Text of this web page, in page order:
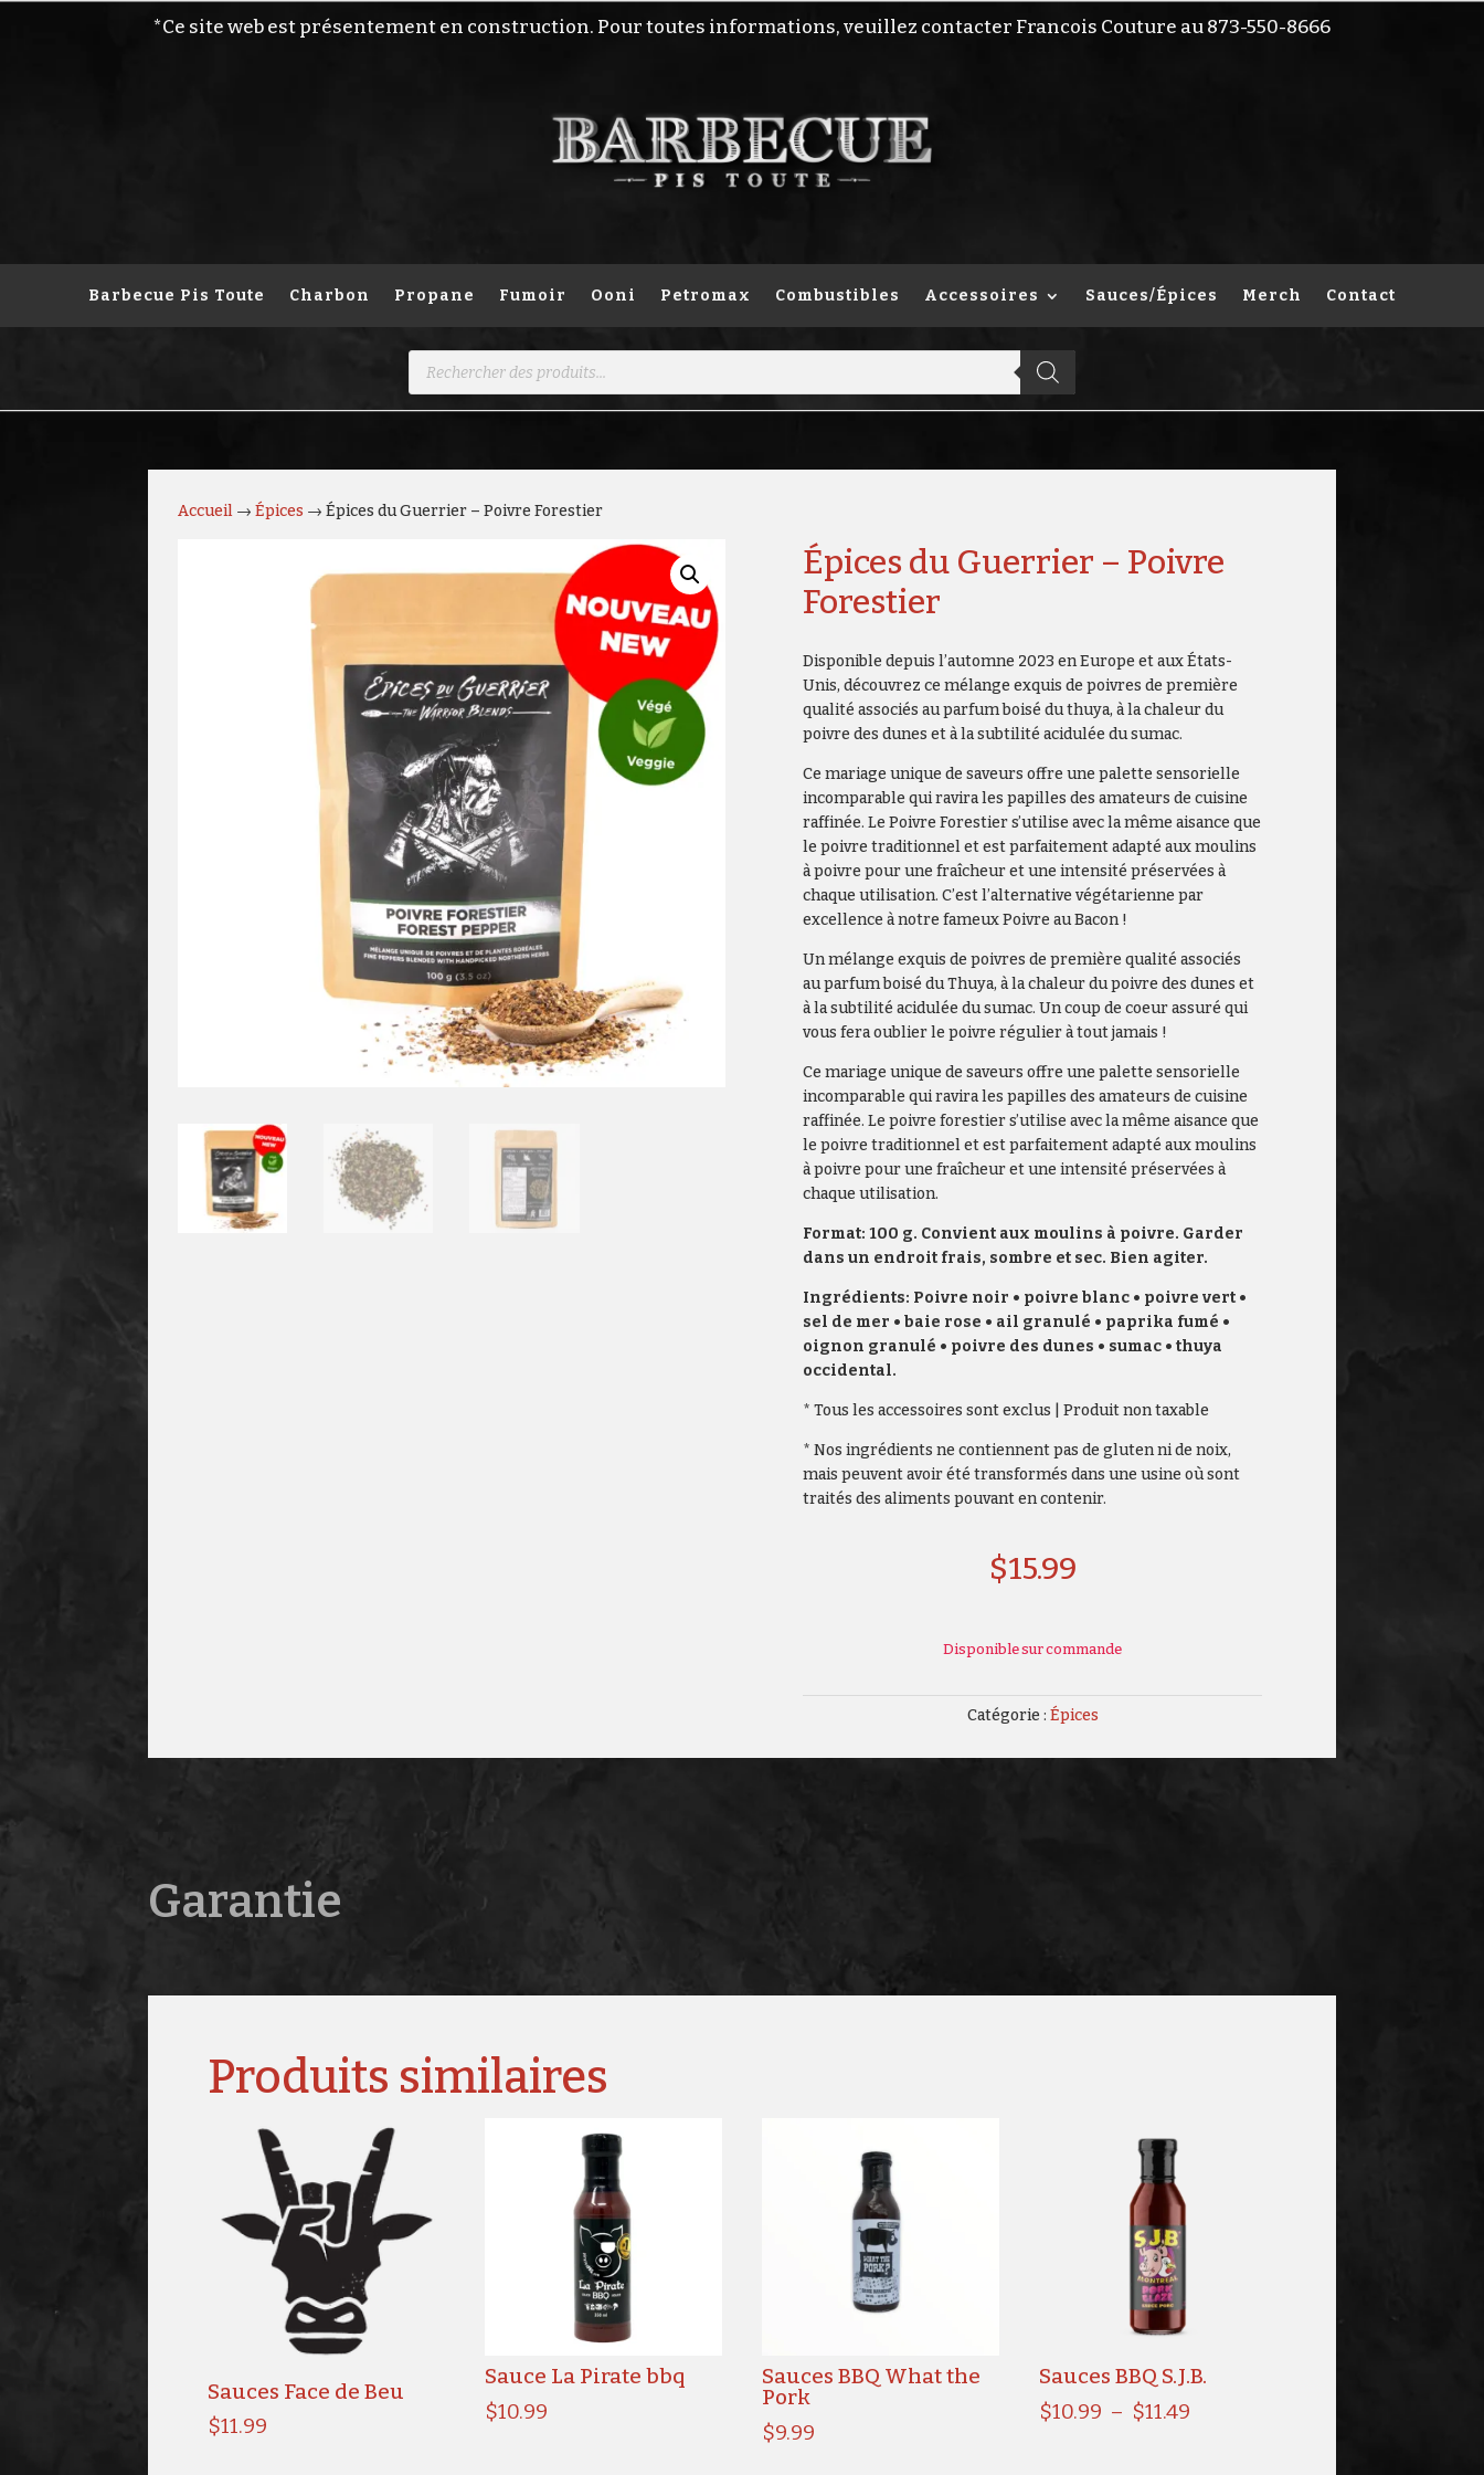
*Ce site web est présentement en construction. Pour toutes informations, veuillez contacter Francois Couture au 873-550-8666
Barbecue Pis Toute Charbon Propane Fumoir Ooni Petromax Combustibles Accessoires Sauces/Épices Merch Contact
Recherche
Accueil →Épices → Épices du Guerrier – Poivre Forestier
Épices du Guerrier – Poivre
Forestier
Disponible depuis l’automne 2023 en Europe et aux États-
Unis, découvrez ce mélange exquis de poivres de première
qualité associés au parfum boisé du thuya, à la chaleur du
poivre des dunes et à la subtilité acidulée du sumac.
Ce mariage unique de saveurs offre une palette sensorielle
incomparable qui ravira les papilles des amateurs de cuisine
raffinée. Le Poivre Forestier s’utilise avec la même aisance que
le poivre traditionnel et est parfaitement adapté aux moulins
à poivre pour une fraîcheur et une intensité préservées à
chaque utilisation. C’est l’alternative végétarienne par
excellence à notre fameux Poivre au Bacon !
Un mélange exquis de poivres de première qualité associés
au parfum boisé du Thuya, à la chaleur du poivre des dunes et
à la subtilité acidulée du sumac. Un coup de coeur assuré qui
vous fera oublier le poivre régulier à tout jamais !
Ce mariage unique de saveurs offre une palette sensorielle
incomparable qui ravira les papilles des amateurs de cuisine
raffinée. Le poivre forestier s’utilise avec la même aisance que
le poivre traditionnel et est parfaitement adapté aux moulins
à poivre pour une fraîcheur et une intensité préservées à
chaque utilisation.
Format: 100 g. Convient aux moulins à poivre. Garder
dans un endroit frais, sombre et sec. Bien agiter.
Ingrédients: Poivre noir • poivre blanc • poivre vert •
sel de mer • baie rose • ail granulé • paprika fumé •
oignon granulé • poivre des dunes • sumac • thuya
occidental.
* Tous les accessoires sont exclus | Produit non taxable
* Nos ingrédients ne contiennent pas de gluten ni de noix,
mais peuvent avoir été transformés dans une usine où sont
traités des aliments pouvant en contenir.
$15.99
Disponible sur commande
Catégorie : Épices
Garantie
Produits similaires
Sauces Face de Beu
$11.99
Sauce La Pirate bbq
$10.99
Sauces BBQ What the
Pork
$9.99
Sauces BBQ S.J.B.
$10.99 – $11.49